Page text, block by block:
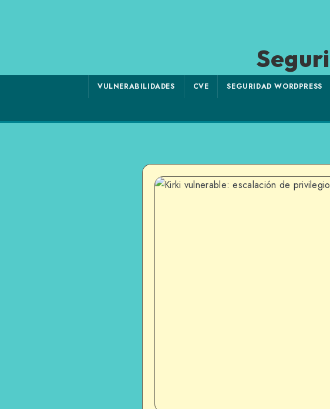
VULNERABILIDADES CVE SEGURIDAD WORDPRESS